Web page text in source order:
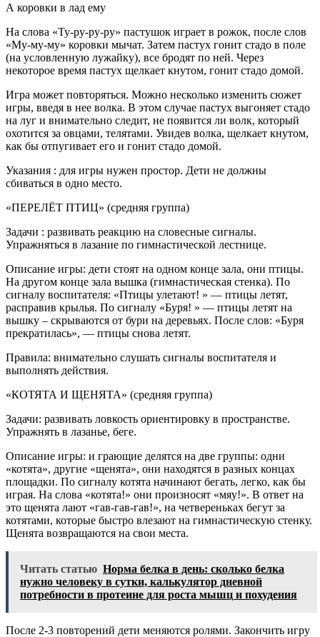
А коровки в лад ему
На слова «Ту-ру-ру-ру» пастушок играет в рожок, после слов
«Му-му-му» коровки мычат. Затем пастух гонит стадо в поле
(на условленную лужайку), все бродят по ней. Через
некоторое время пастух щелкает кнутом, гонит стадо домой.
Игра может повторяться. Можно несколько изменить сюжет
игры, введя в нее волка. В этом случае пастух выгоняет стадо
на луг и внимательно следит, не появится ли волк, который
охотится за овцами, телятами. Увидев волка, щелкает кнутом,
как бы отпугивает его и гонит стадо домой.
Указания : для игры нужен простор. Дети не должны
сбиваться в одно место.
«ПЕРЕЛЁТ ПТИЦ» (средняя группа)
Задачи : развивать реакцию на словесные сигналы.
Упражняться в лазание по гимнастической лестнице.
Описание игры: дети стоят на одном конце зала, они птицы.
На другом конце зала вышка (гимнастическая стенка). По
сигналу воспитателя: «Птицы улетают! » — птицы летят,
расправив крылья. По сигналу «Буря! » — птицы летят на
вышку – скрываются от бури на деревьях. После слов: «Буря
прекратилась», — птицы снова летят.
Правила: внимательно слушать сигналы воспитателя и
выполнять действия.
«КОТЯТА И ЩЕНЯТА» (средняя группа)
Задачи: развивать ловкость ориентировку в пространстве.
Упражнять в лазанье, беге.
Описание игры: и грающие делятся на две группы: одни
«котята», другие «щенята», они находятся в разных концах
площадки. По сигналу котята начинают бегать, легко, как бы
играя. На слова «котята!» они произносят «мяу!». В ответ на
это щенята лают «гав-гав-гав!», на четвереньках бегут за
котятами, которые быстро влезают на гимнастическую стенку.
Щенята возвращаются на свои места.
Читать статью Норма белка в день: сколько белка
нужно человеку в сутки, калькулятор дневной
потребности в протеине для роста мышц и похудения
После 2-3 повторений дети меняются ролями. Закончить игру